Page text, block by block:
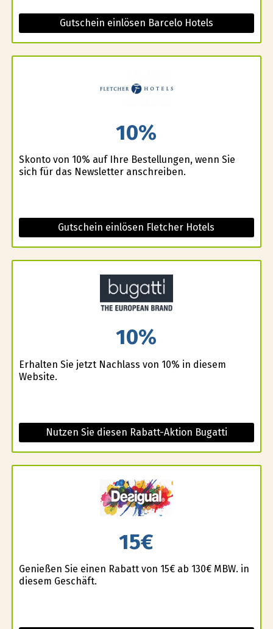
Gutschein einlösen Barcelo Hotels
10%
Skonto von 10% auf Ihre Bestellungen, wenn Sie
sich für das Newsletter anschreiben.
Gutschein einlösen Fletcher Hotels
10%
Erhalten Sie jetzt Nachlass von 10% in diesem
Website.
Nutzen Sie diesen Rabatt-Aktion Bugatti
15€
Genießen Sie einen Rabatt von 15€ ab 130€ MBW. in
diesem Geschäft.